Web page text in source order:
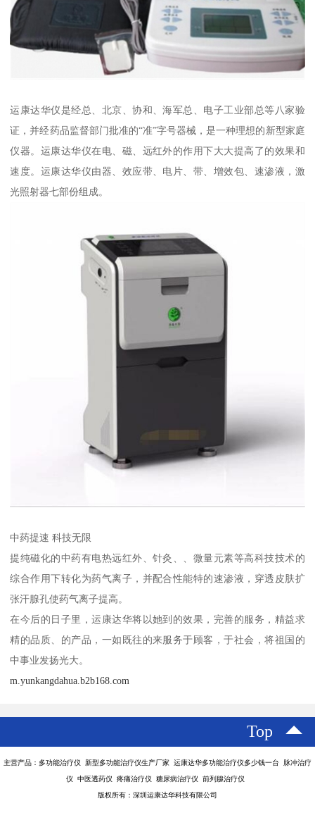
运康达华仪是经总、北京、协和、海军总、电子工业部总等八家验
证，并经药品监督部门批准的“准”字号器械，是一种理想的新型家庭
仪器。运康达华仪在电、磁、远红外的作用下大大提高了的效果和
速度。运康达华仪由器、效应带、电片、带、增效包、速渗液，激
光照射器七部份组成。
中药提速 科技无限
提纯磁化的中药有电热远红外、针灸、、微量元素等高科技技术的
综合作用下转化为药气离子，并配合性能特的速渗液，穿透皮肤扩
张汗腺孔使药气离子提高。
在今后的日子里，运康达华将以她到的效果，完善的服务，精益求
精的品质、的产品，一如既往的来服务于顾客，于社会，将祖国的
中事业发扬光大。
m.yunkangdahua.b2b168.com
Top
主营产品：多功能治疗仪 新型多功能治疗仪生产厂家 运康达华多功能治疗仪多少钱一台 脉冲治疗
仪 中医透药仪 疼痛治疗仪 糖尿病治疗仪 前列腺治疗仪
版权所有：深圳运康达华科技有限公司